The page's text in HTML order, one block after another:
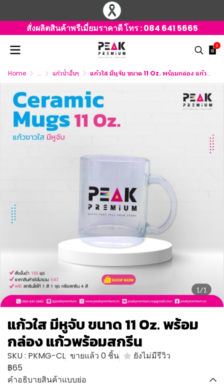
สั่งผลิตสินค้าพรีเมี่ยมราคาดี โทร :084 641 5665
0
Home ... แก้วน้ำอื่นๆ แก้วใส มีหูจับ ขนาด 11 Oz. พร้อมกล่อง แก้วพร้อมสกรีน
1/1
แก้วใส มีหูจับ ขนาด 11 Oz. พร้อม
กล่อง แก้วพร้อมสกรีน
SKU : PKMG-CL ขายแล้ว 0 ชิ้น
ยังไม่มีรีวิว
฿65
คำอธิบายสินค้าแบบย่อ